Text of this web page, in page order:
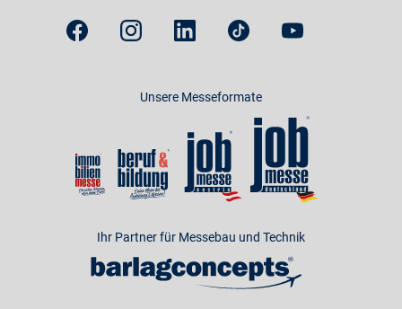
Unsere Messeformate
Ihr Partner für Messebau und Technik